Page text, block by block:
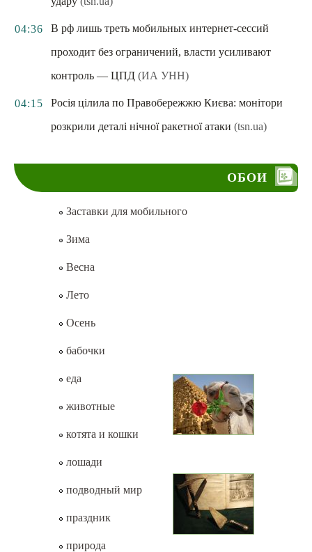
04:36
В рф лишь треть мобильных интернет-сессий
проходит без ограничений, власти усиливают
контроль — ЦПД (ИА УНН)
04:15
Росія цілила по Правобережжю Києва: монітори
розкрили деталі нічної ракетної атаки (tsn.ua)
ОБОИ
Заставки для мобильного
Зима
Весна
Лето
Осень
бабочки
еда
животные
котята и кошки
лошади
подводный мир
праздник
природа